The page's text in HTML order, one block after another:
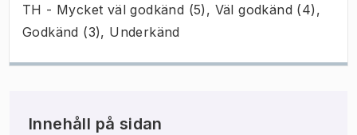
TH - Mycket väl godkänd (5), Väl godkänd (4),
Godkänd (3), Underkänd
Innehåll på sidan